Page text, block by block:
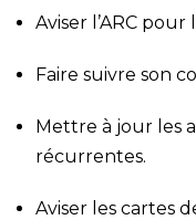
Aviser l’ARC
Faire suivre son
Mettre à jour les
récurrentes.
Aviser les cartes